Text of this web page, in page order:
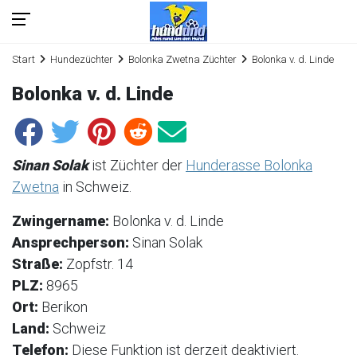
Start Hundezüchter Bolonka Zwetna Züchter Bolonka v. d. Linde
Bolonka v. d. Linde
Sinan Solakist Züchter der Hunderasse Bolonka
Zwetna in Schweiz.
Zwingername: Bolonka v. d. Linde
Ansprechperson: Sinan Solak
Straße: Zopfstr. 14
PLZ: 8965
Ort: Berikon
Land: Schweiz
Telefon: Diese Funktion ist derzeit deaktiviert.